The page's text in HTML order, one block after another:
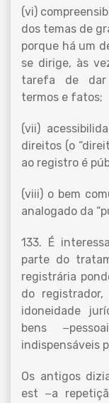
(vi)
dos temas de
porque há um
se dirige, às
tarefa de dar
termos e fatos;
(vii)
direitos (o
ao registro é
(viii) o bem
analogado da
133. É
parte do
registrária
do
idoneidade
bens
indispensáveis
Os antigos
est −a